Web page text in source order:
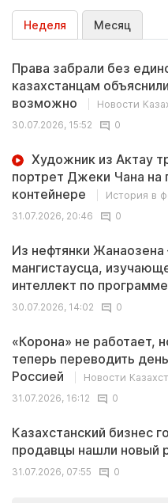
Неделя Месяц
Права забрали без
казахстанцам
возможно
Новости
30.07.2026, 15:52
0
Художник из Актау
портрет Джеки Чана на
контейнере
История в
31.07.2026, 20:46
0
Из нефтянки Жанаозена
мангистаусца,
интеллект по
30.07.2026, 14:02
0
«Корона» не работает,
теперь переводить
Россией
Новости
31.07.2026, 16:12
0
Казахстанский бизнес
продавцы нашли новый
31.07.2026, 07:55
0